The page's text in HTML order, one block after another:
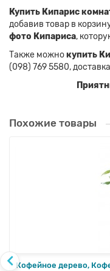
Купить Кипарис
добавив товар в
фото Кипариса,
Также можнокупить
(098) 769 5580,
Похожие товары
Кофейное дерево,